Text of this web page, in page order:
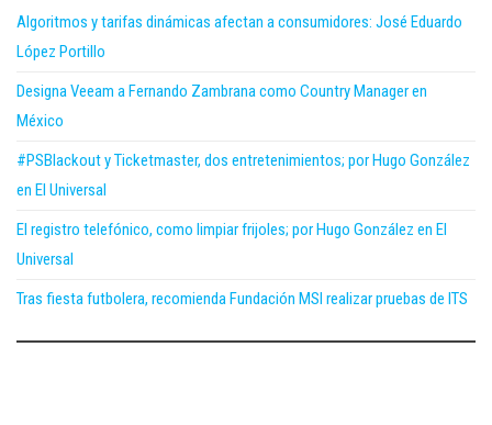
Algoritmos y tarifas dinámicas afectan a consumidores: José Eduardo
López Portillo
Designa Veeam a Fernando Zambrana como Country Manager en
México
#PSBlackout y Ticketmaster, dos entretenimientos; por Hugo González
en El Universal
El registro telefónico, como limpiar frijoles; por Hugo González en El
Universal
Tras fiesta futbolera, recomienda Fundación MSI realizar pruebas de ITS